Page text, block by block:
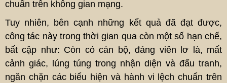
chuẩn trên không gian mạng.
Tuy nhiên, bên cạnh những kết quả đã đạt được,
công tác này trong thời gian qua còn một số hạn chế,
bất cập như: Còn có cán bộ, đảng viên lơ là, mất
cảnh giác, lúng túng trong nhận diện và đấu tranh,
ngăn chặn các biểu hiện và hành vi lệch chuẩn trên